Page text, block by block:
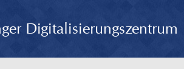
Digitalisierungszentrum